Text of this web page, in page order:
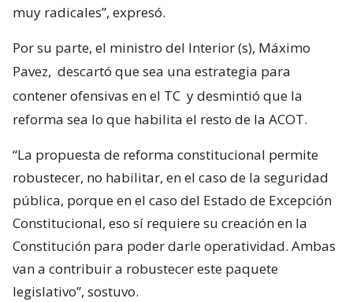
muy radicales”, expresó.
Por su parte, el ministro del Interior (s), Máximo
Pavez, descartó que sea una estrategia para
contener ofensivas en el TC y desmintió que la
reforma sea lo que habilita el resto de la ACOT.
“La propuesta de reforma constitucional permite
robustecer, no habilitar, en el caso de la seguridad
pública, porque en el caso del Estado de Excepción
Constitucional, eso sí requiere su creación en la
Constitución para poder darle operatividad. Ambas
van a contribuir a robustecer este paquete
legislativo”, sostuvo.